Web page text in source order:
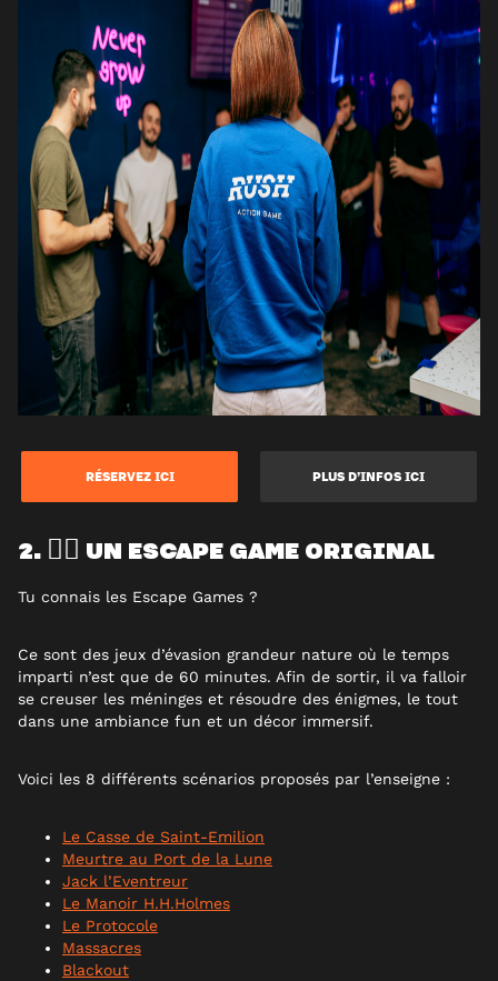
RÉSERVEZ ICI PLUS D’INFOS ICI
2. 🕵️‍♀️ UN ESCAPE GAME ORIGINAL
Tu connais les Escape Games ?
Ce sont des jeux d’évasion grandeur nature où le temps
imparti n’est que de 60 minutes. Afin de sortir, il va falloir
se creuser les méninges et résoudre des énigmes, le tout
dans une ambiance fun et un décor immersif.
Voici les 8 différents scénarios proposés par l’enseigne :
Le Casse de Saint-Emilion
Meurtre au Port de la Lune
Jack l’Eventreur
Le Manoir H.H.Holmes
Le Protocole
Massacres
Blackout